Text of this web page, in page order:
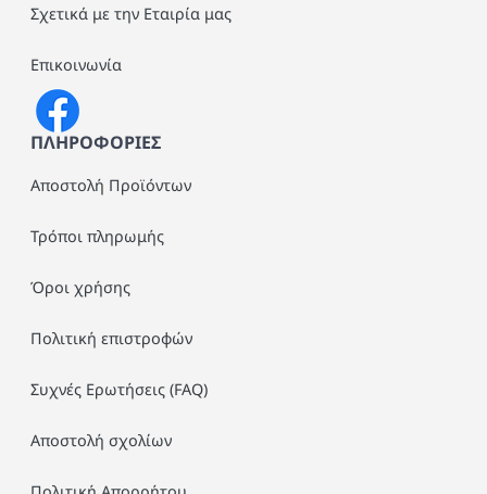
Σχετικά με την Εταιρία μας
Επικοινωνία
ΠΛΗΡΟΦΟΡΙΕΣ
Αποστολή Προϊόντων
Τρόποι πληρωμής
Όροι χρήσης
Πολιτική επιστροφών
Συχνές Ερωτήσεις (FAQ)
Αποστολή σχολίων